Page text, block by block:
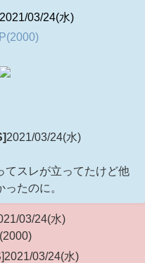
2021/03/24(水)
2021/03/24(水)
てスレが立ってたけど他
たのに。
03/24(水)
03/24(水)